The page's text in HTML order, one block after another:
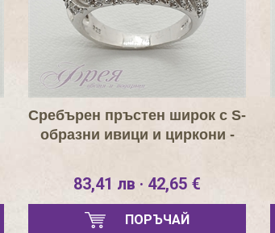
Сребърен пръстен широк с S-
образни ивици и циркони -
83,41 лв · 42,65 €
ПОРЪЧАЙ